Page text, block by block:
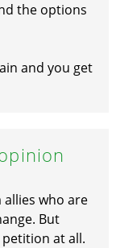
the options
and you get
who are
But
at all.